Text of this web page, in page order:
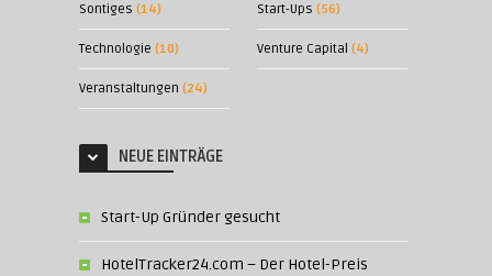
Sontiges (14) Start-Ups (56)
Technologie (10) Venture Capital (4)
Veranstaltungen (24)
NEUE EINTRÄGE
Start-Up Gründer gesucht
HotelTracker24.com – Der Hotel-Preis